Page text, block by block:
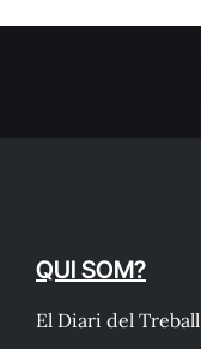
QUI SOM?
El Diari del Treball